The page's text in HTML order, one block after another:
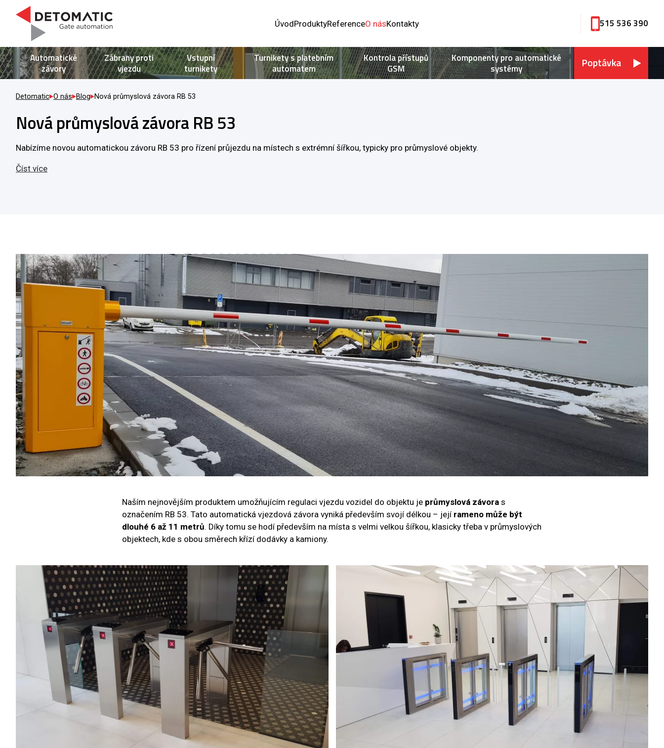
ÚvodProduktyReferenceO násKontakty 515 536 390
Automatické
závory
Zábrany proti
vjezdu
Vstupní
turnikety
Turnikety s platebním
automatem
Kontrola přístupů
GSM
Komponenty pro automatické
systémy
Poptávka
Detomatic O nás Blog Nová průmyslová závora RB 53
Nová průmyslová závora RB 53
Nabízíme novou automatickou závoru RB 53 pro řízení průjezdu na místech s extrémní šířkou, typicky pro průmyslové objekty.
Číst více
Naším nejnovějším produktem umožňujícím regulaci vjezdu vozidel do objektu je průmyslová závora s
označením RB 53. Tato automatická vjezdová závora vyniká především svojí délkou –⁠ její rameno může být
dlouhé 6 až 11 metrů. Díky tomu se hodí především na místa s velmi velkou šířkou, klasicky třeba v průmyslových
objektech, kde s obou směrech křízí dodávky a kamiony.